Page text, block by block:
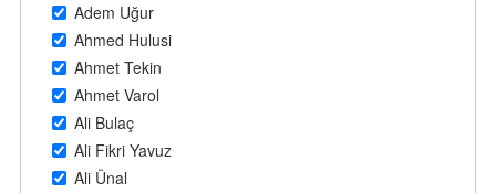
Adem Uğur
Ahmed Hulusi
Ahmet Tekin
Ahmet Varol
Ali Bulaç
Ali Fikri Yavuz
Ali Ünal